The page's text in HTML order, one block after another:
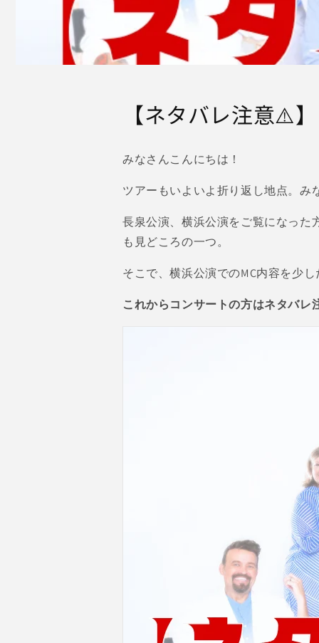
【ネタバレ注意⚠️
みなさんこんにちは！
ツアーもいよいよ折り返し地点。み
長泉公演、横浜公演をご覧になった
も見どころの一つ。
そこで、横浜公演でのMC内容を少
これからコンサートの方はネタバレ